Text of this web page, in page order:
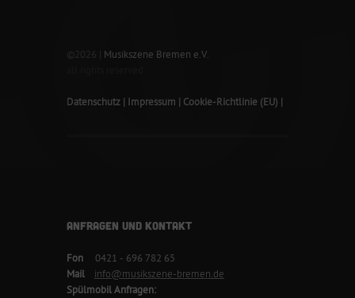
©2026 | Musikszene Bremen e.V.
Datenschutz Impressum Cookie-Richtlinie (EU)
ANFRAGEN UND KONTAKT
Fon
0421 - 696 782 65
Mail
info@musikszene-bremen.de
Spülmobil Anfragen: